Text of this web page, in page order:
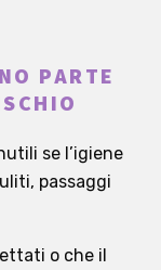
PARTE
se l’igiene
passaggi
o che il